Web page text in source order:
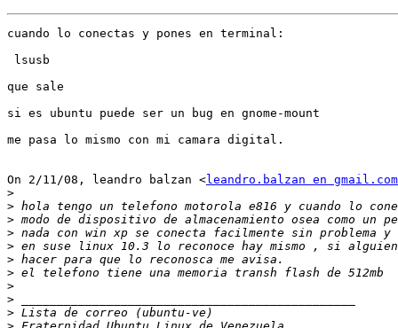
cuando lo conectas y pones en terminal:
lsusb
que sale
si es ubuntu puede ser un bug en gnome-mount
me pasa lo mismo con mi camara digital.
On 2/11/08, leandro balzan <leandro.balzan en gmail.com
>
>
>
>
>
>
>
>
>
>